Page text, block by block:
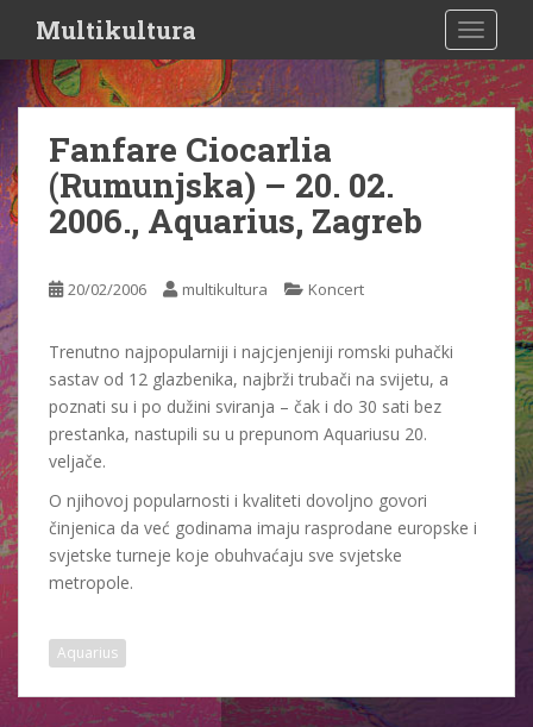
i
t
o
m
a
i
o
n
t
e
n
Multikultura
Fanfare Ciocarlia
(Rumunjska) – 20. 02.
2006., Aquarius, Zagreb
20/02/2006 multikultura Koncert
Trenutno najpopularniji i najcjenjeniji romski puhački
sastav od 12 glazbenika, najbrži trubači na svijetu, a
poznati su i po dužini sviranja – čak i do 30 sati bez
prestanka, nastupili su u prepunom Aquariusu 20.
veljače.
O njihovoj popularnosti i kvaliteti dovoljno govori
činjenica da već godinama imaju rasprodane europske i
svjetske turneje koje obuhvaćaju sve svjetske
metropole.
Aquarius